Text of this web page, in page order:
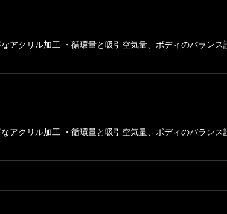
アクリル加工 ・循環量と吸引空気量、ボディのバラン
アクリル加工 ・循環量と吸引空気量、ボディのバラン